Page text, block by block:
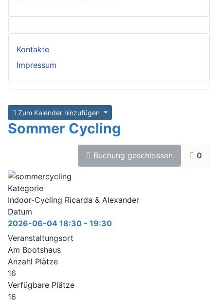
Kontakte
Impressum
Zum Kalender hinzufügen
Sommer Cycling
Buchung geschlossen 0
Kategorie
Indoor-Cycling Ricarda & Alexander
Datum
2026-06-04 18:30 - 19:30
Veranstaltungsort
Am Bootshaus
Anzahl Plätze
16
Verfügbare Plätze
16